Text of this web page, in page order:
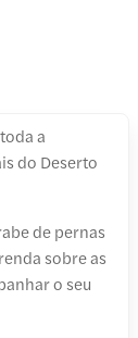
a
do Deserto
de pernas
sobre as
o seu